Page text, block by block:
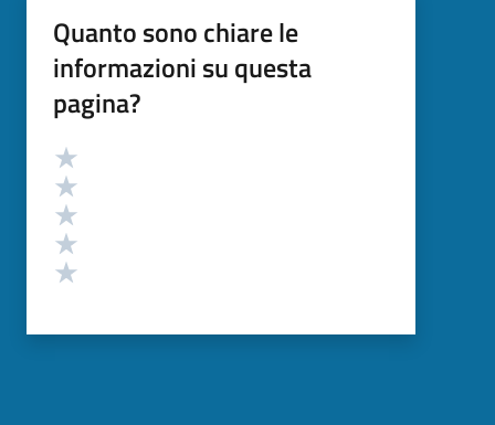
Quanto sono chiare le
informazioni su questa
pagina?
Valutazione